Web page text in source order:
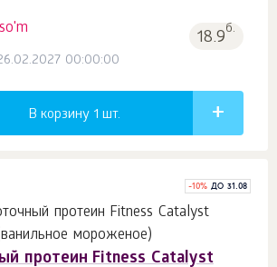
so'm 18.9б.
00:00:00
В корзину 1 шт.
-10% ДО 31.08
протеин Fitness Catalyst